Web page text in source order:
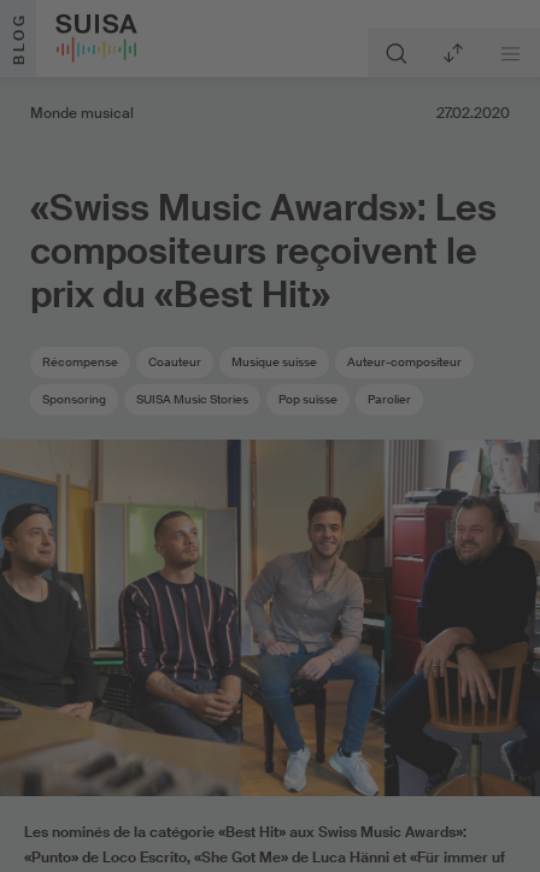
Aller au contenu
BLOG
Monde musical 27.02.2020
«Swiss Music Awards»: Les
compositeurs reçoivent le
prix du «Best Hit»
Récompense Coauteur Musique suisse Auteur-compositeur
Sponsoring SUISA Music Stories Pop suisse Parolier
Les nominés de la catégorie «Best Hit» aux Swiss Music Awards»:
«Punto» de Loco Escrito, «She Got Me» de Luca Hänni et «Für immer uf